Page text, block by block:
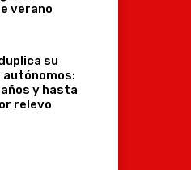
verano
su
autónomos:
y hasta
relevo